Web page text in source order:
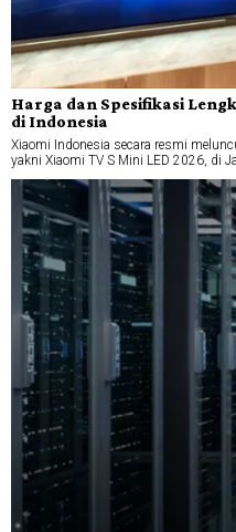
Harga dan Spesifikasi
di Indonesia
Xiaomi Indonesia secara resmi
yakni Xiaomi TV S Mini LED 2026, di